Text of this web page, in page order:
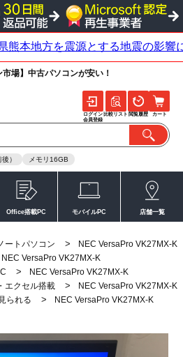
場】中古パソコンが安い！
） メモリ16GB
ログイン
会員登録
比較リスト 閲覧履歴 カート
Office搭載PC モバイルPC 店舗一覧
ートパソコン >
NEC VersaPro VK27MX-K
NEC VersaPro VK27MX-K
>
NEC VersaPro VK27MX-K
エクセル搭載 >
NEC VersaPro VK27MX-K
られる > NEC VersaPro VK27MX-K